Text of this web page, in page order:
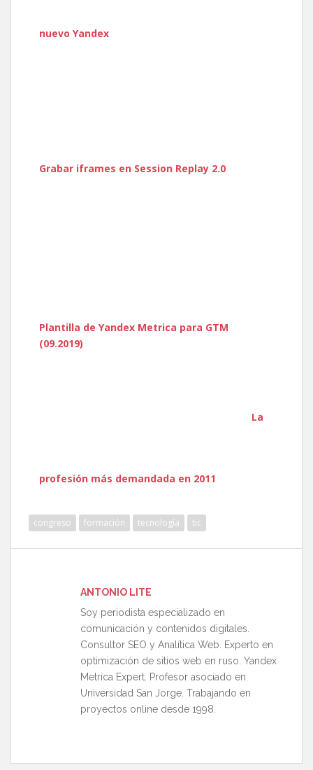
nuevo Yandex
Grabar iframes en Session Replay 2.0
Plantilla de Yandex Metrica para GTM
(09.2019)
La
profesión más demandada en 2011
congreso formación tecnología tic
ANTONIO LITE
Soy periodista especializado en
comunicación y contenidos digitales.
Consultor SEO y Analítica Web. Experto en
optimización de sitios web en ruso. Yandex
Metrica Expert. Profesor asociado en
Universidad San Jorge. Trabajando en
proyectos online desde 1998.